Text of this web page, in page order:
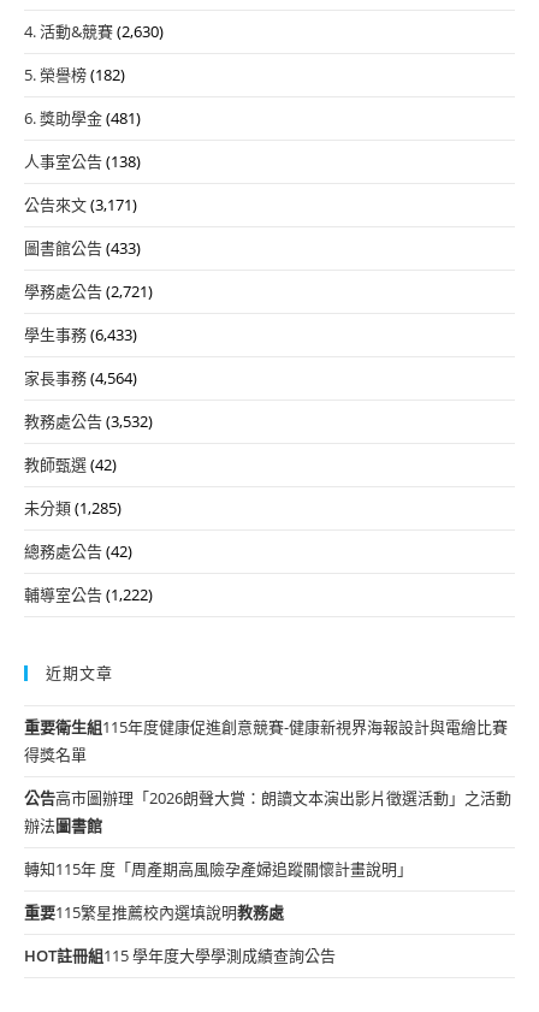
4. 活動&競賽(2,630)
5. 榮譽榜(182)
6. 獎助學金(481)
人事室公告(138)
公告來文(3,171)
圖書館公告(433)
學務處公告(2,721)
學生事務(6,433)
家長事務(4,564)
教務處公告(3,532)
教師甄選(42)
未分類(1,285)
總務處公告(42)
輔導室公告(1,222)
近期文章
重要衛生組115年度健康促進創意競賽-健康新視界海報設計與電繪比賽
得獎名單
公告高市圖辦理「2026朗聲大賞：朗讀文本演出影片徵選活動」之活動
辦法圖書館
轉知115年 度「周產期高風險孕產婦追蹤關懷計畫說明」
重要115繁星推薦校內選填說明教務處
HOT註冊組115 學年度大學學測成績查詢公告